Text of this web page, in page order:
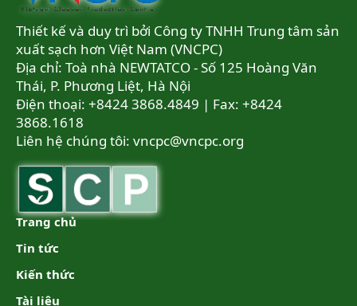
Thiết kế và duy trì bởi Công ty TNHH Trung tâm sản
xuất sạch hơn Việt Nam (VNCPC)
Địa chỉ: Toà nhà NEWTATCO - Số 125 Hoàng Văn
Thái, P. Phương Liệt, Hà Nội
Điện thoại: +8424 3868.4849 | Fax: +8424
3868.1618
Liên hệ chúng tôi: vncpc@vncpc.org
Trang chủ
Tin tức
Kiến thức
Tài liệu